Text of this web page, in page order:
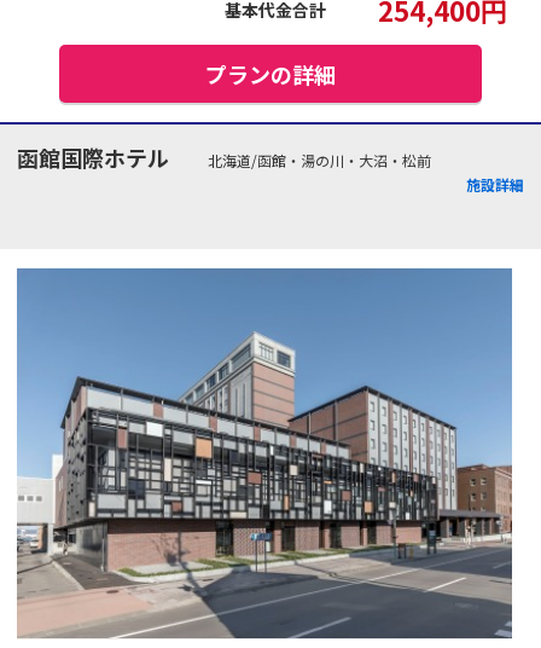
基本代金合計 254,400円
プランの詳細
函館国際ホテル
北海道/函館・湯の川・大沼・松前
施設詳細